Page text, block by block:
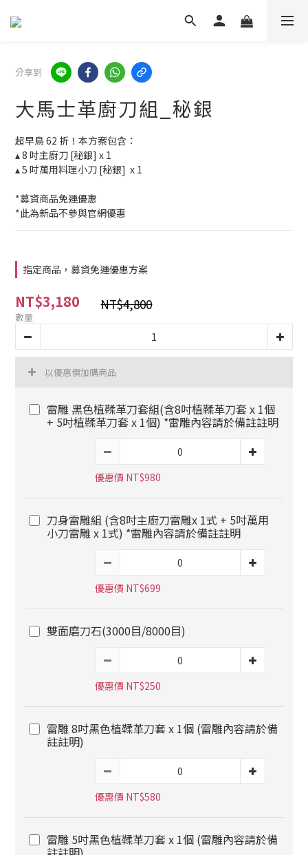
分享到
大馬士革廚刀組_秘銀
超早鳥 62 折！本方案包含：
▴ 8 吋主廚刀 [秘銀] x 1
▴ 5 吋萬用料理小刀 [秘銀]  x 1
*募資商品免運優惠
*此為新品不參與官網優惠
指定商品，募資免運優惠方案
NT$3,180 NT$4,800
數量
以優惠價加購商品
雷雕 黑色植鞣革刀套組(含8吋植鞣革刀套 x 1個
+ 5吋植鞣革刀套 x 1個) *雷雕內容請於備註註明
優惠價 NT$980
刀身雷雕組 (含8吋主廚刀雷雕x 1式 + 5吋萬用
小刀雷雕 x 1式) *雷雕內容請於備註註明
優惠價 NT$699
雙面磨刀石(3000目/8000目)
優惠價 NT$250
雷雕 8吋黑色植鞣革刀套 x 1個 (雷雕內容請於備
註註明)
優惠價 NT$580
雷雕 5吋黑色植鞣革刀套 x 1個 (雷雕內容請於備